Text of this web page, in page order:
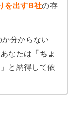
を出すB社の存
分からない
なたは「ちょ
」と納得して依